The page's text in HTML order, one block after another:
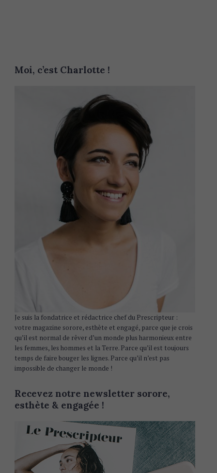
Moi, c’est Charlotte !
Je suis la fondatrice et rédactrice chef du Prescripteur :
votre magazine sorore, esthète et engagé, parce que je crois
qu’il est normal de rêver d’un monde plus harmonieux entre
les femmes, les hommes et la Terre. Parce qu’il est toujours
temps de faire bouger les lignes. Parce qu’il n’est pas
impossible de changer le monde !
Recevez notre newsletter sorore,
esthète & engagée !